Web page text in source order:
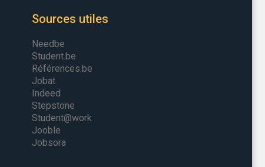
Sources utiles
Needbe
Student.be
Références.be
Jobat
Indeed
Stepstone
Student@work
Jooble
Jobsora